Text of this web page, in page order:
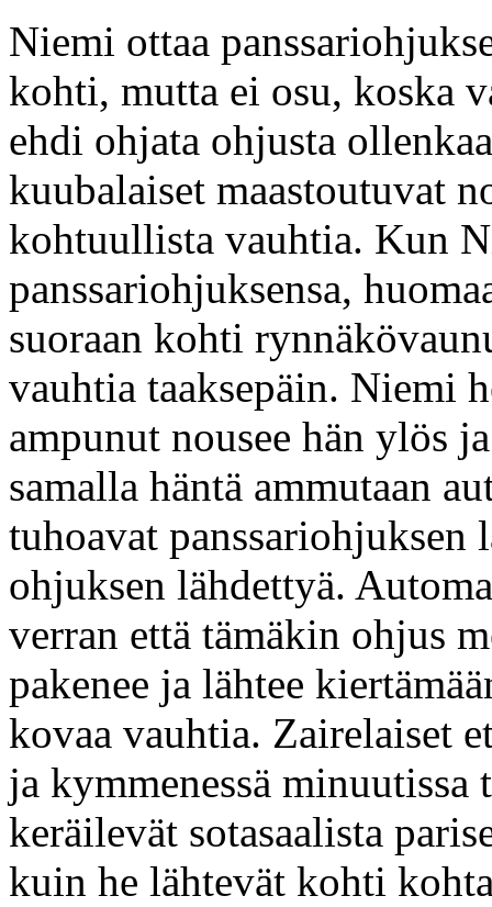
Niemi ottaa
kohti, mutta ei osu, koska
ehdi ohjata ohjusta
kuubalaiset maastoutuvat
kohtuullista vauhtia. Kun
panssariohjuksensa,
suoraan kohti
vauhtia taaksepäin. Niemi
ampunut nousee hän ylös
samalla häntä ammutaan
tuhoavat panssariohjuksen
ohjuksen lähdettyä.
verran että tämäkin ohjus
pakenee ja lähtee
kovaa vauhtia. Zairelaiset
ja kymmenessä
keräilevät sotasaalista
kuin he lähtevät kohti